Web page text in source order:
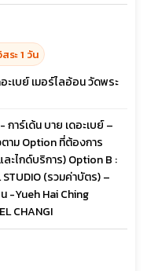
ระ 1 วัน
ะเบย์ เมอร์ไลอ้อน วัดพระ
าร์เด้น บาย เดอะเบย์ –
าม Option ที่ต้องการ
ะไกด์บริการ) Option B :
STUDIO (รวมค่าบัตร) –
-Yueh Hai Ching
CHANGI